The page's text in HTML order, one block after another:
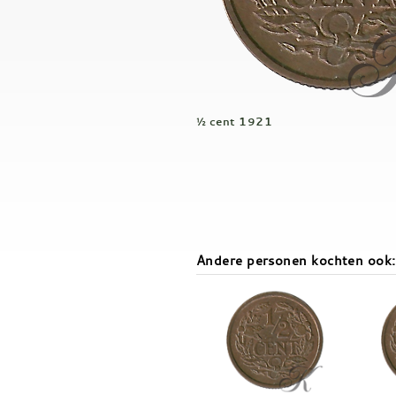
½ cent 1921
Andere personen kochten ook: